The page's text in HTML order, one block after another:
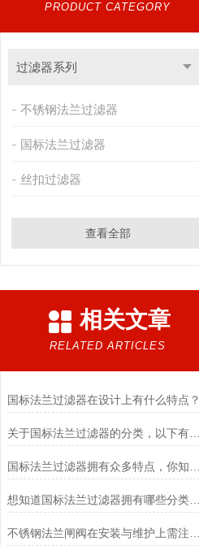
PRODUCT CATEGORY
过滤器系列
不锈钢法兰过滤器
国标法兰过滤器
丝扣过滤器
查看全部
相关文章
RELATED ARTICLES
国标法兰过滤器在设计上有什么特点？
关于国标法兰过滤器的分类，以下有详细说明
想知道国标法兰过滤器拥有哪些分类吗？